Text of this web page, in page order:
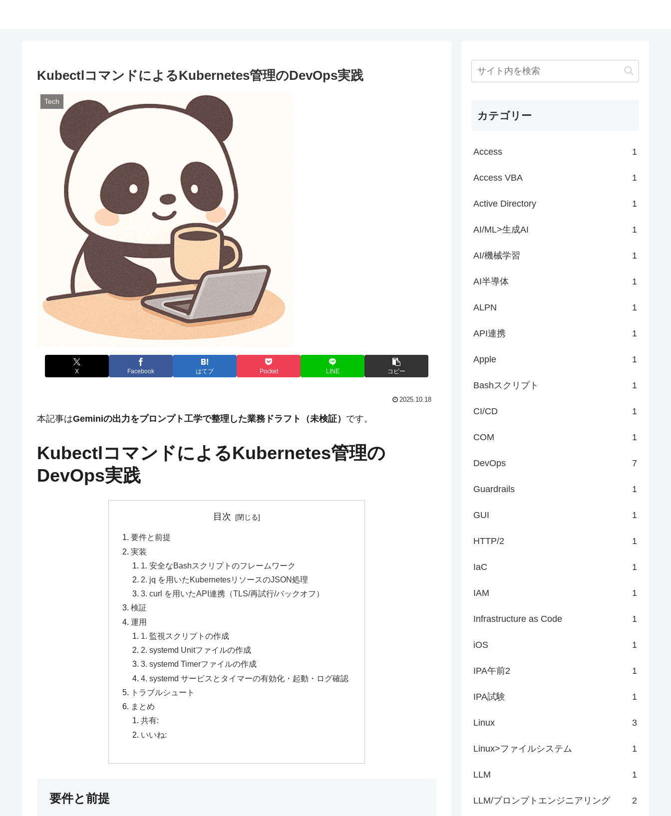
KubectlコマンドによるKubernetes管理のDevOps実践
Tech
X Facebook はてブ Pocket LINE コピー
2025.10.18
本記事はGeminiの出力をプロンプト工学で整理した業務ドラフト（未検証） です。
KubectlコマンドによるKubernetes管理の
DevOps実践
目次
要件と前提
実装
1. 安全なBashスクリプトのフレームワーク
2. jq を用いたKubernetesリソースのJSON処理
3. curl を用いたAPI連携（TLS/再試行/バックオフ）
検証
運用
1. 監視スクリプトの作成
2. systemd Unitファイルの作成
3. systemd Timerファイルの作成
4. systemd サービスとタイマーの有効化・起動・ログ確認
トラブルシュート
まとめ
共有:
いいね:
要件と前提
カテゴリー
Access 1
Access VBA 1
Active Directory 1
AI/ML>生成AI 1
AI/機械学習 1
AI半導体 1
ALPN 1
API連携 1
Apple 1
Bashスクリプト 1
CI/CD 1
COM 1
DevOps 7
Guardrails 1
GUI 1
HTTP/2 1
IaC 1
IAM 1
Infrastructure as Code 1
iOS 1
IPA午前2 1
IPA試験 1
Linux 3
Linux>ファイルシステム 1
LLM 1
LLM/プロンプトエンジニアリング 2